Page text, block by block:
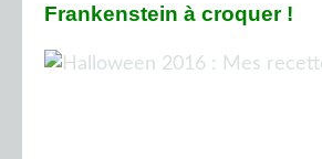
Frankenstein à croquer !